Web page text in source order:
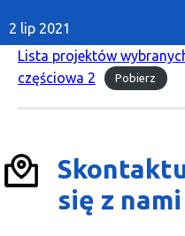
2 lip 2021
Lista projektów
częściowa 2
Pobierz
się z nami